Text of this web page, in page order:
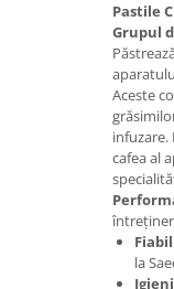
Stabilizatoare
Piese schimb
Accesorii si
Pastile
Grupul
Aceste
infuzare.
cafea al
la